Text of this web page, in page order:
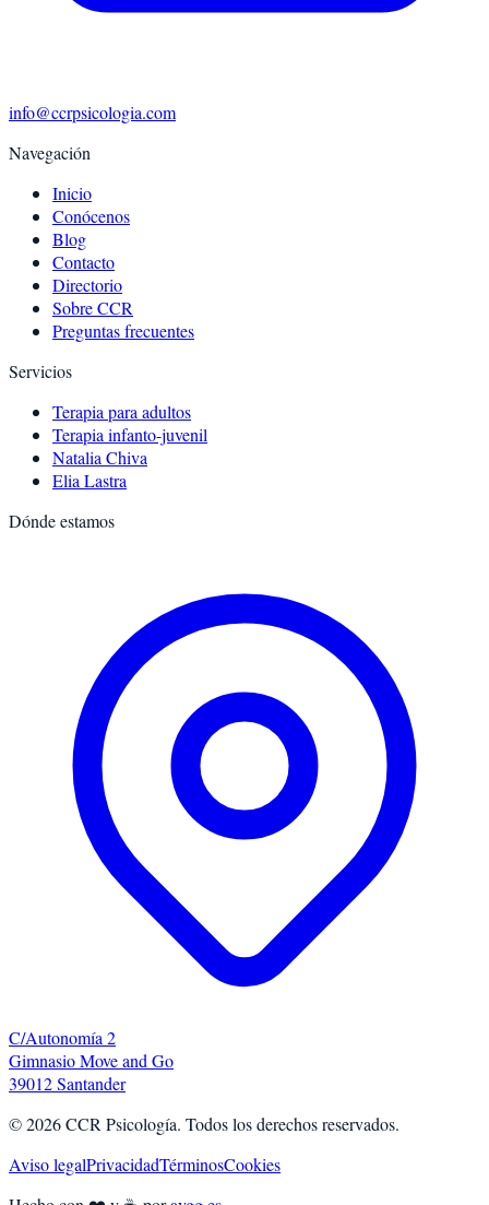
info@ccrpsicologia.com
Navegación
Inicio
Conócenos
Blog
Contacto
Directorio
Sobre CCR
Preguntas frecuentes
Servicios
Terapia para adultos
Terapia infanto-juvenil
Natalia Chiva
Elia Lastra
Dónde estamos
C/Autonomía 2
Gimnasio Move and Go
39012 Santander
©2026CCR Psicología. Todos los derechos reservados.
Aviso legalPrivacidadTérminosCookies